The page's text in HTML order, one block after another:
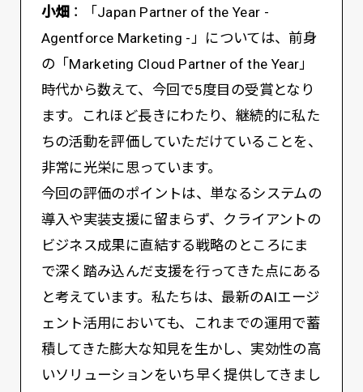
小畑 ：「Japan Partner of the Year -
Agentforce Marketing -」については、前身
の「Marketing Cloud Partner of the Year」
時代から数えて、今回で5度目の受賞となり
ます。これほど長きにわたり、継続的に私た
ちの活動を評価していただけていることを、
非常に光栄に思っています。
今回の評価のポイントは、単なるシステムの
導入や実装支援に留まらず、クライアントの
ビジネス成果に直結する戦略のところにま
で深く踏み込んだ支援を行ってきた点にある
と考えています。私たちは、最新のAIエージ
ェント活用においても、これまでの運用で蓄
積してきた膨大な知見を生かし、実効性の高
いソリューションをいち早く提供してきまし